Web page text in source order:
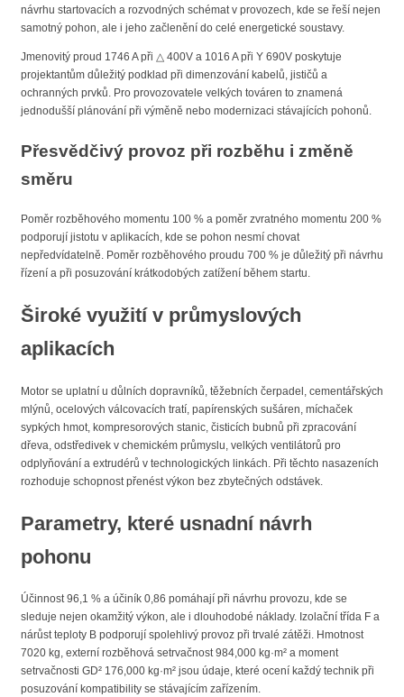
návrhu startovacích a rozvodných schémat v provozech, kde se řeší nejen
samotný pohon, ale i jeho začlenění do celé energetické soustavy.
Jmenovitý proud 1746 A při △ 400V a 1016 A při Y 690V poskytuje
projektantům důležitý podklad při dimenzování kabelů, jističů a
ochranných prvků. Pro provozovatele velkých továren to znamená
jednodušší plánování při výměně nebo modernizaci stávajících pohonů.
Přesvědčivý provoz při rozběhu i změně
směru
Poměr rozběhového momentu 100 % a poměr zvratného momentu 200 %
podporují jistotu v aplikacích, kde se pohon nesmí chovat
nepředvídatelně. Poměr rozběhového proudu 700 % je důležitý při návrhu
řízení a při posuzování krátkodobých zatížení během startu.
Široké využití v průmyslových
aplikacích
Motor se uplatní u důlních dopravníků, těžebních čerpadel, cementářských
mlýnů, ocelových válcovacích tratí, papírenských sušáren, míchaček
sypkých hmot, kompresorových stanic, čisticích bubnů při zpracování
dřeva, odstředivek v chemickém průmyslu, velkých ventilátorů pro
odplyňování a extrudérů v technologických linkách. Při těchto nasazeních
rozhoduje schopnost přenést výkon bez zbytečných odstávek.
Parametry, které usnadní návrh
pohonu
Účinnost 96,1 % a účiník 0,86 pomáhají při návrhu provozu, kde se
sleduje nejen okamžitý výkon, ale i dlouhodobé náklady. Izolační třída F a
nárůst teploty B podporují spolehlivý provoz při trvalé zátěži. Hmotnost
7020 kg, externí rozběhová setrvačnost 984,000 kg·m² a moment
setrvačnosti GD² 176,000 kg·m² jsou údaje, které ocení každý technik při
posuzování kompatibility se stávajícím zařízením.